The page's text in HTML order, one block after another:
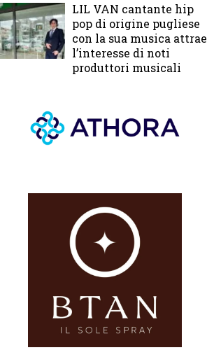
LIL VAN cantante hip
pop di origine pugliese
con la sua musica attrae
l’interesse di noti
produttori musicali